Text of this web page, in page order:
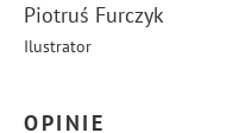
Piotruś Furczyk
Ilustrator
OPINIE